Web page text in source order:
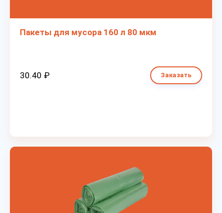
Пакеты для мусора 160 л 80 мкм
30.40 ₽ Заказать